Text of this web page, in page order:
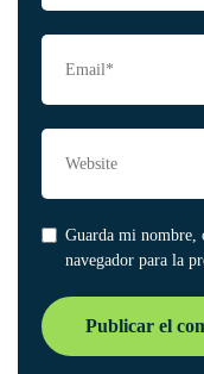
Guarda mi nombre,
navegador para la